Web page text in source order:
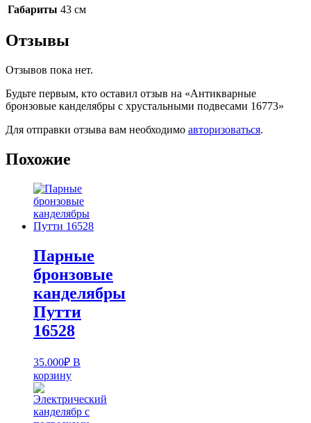
Габариты 43 см
Отзывы
Отзывов пока нет.
Будьте первым, кто оставил отзыв на «Антикварные
бронзовые канделябры с хрустальными подвесами 16773»
Для отправки отзыва вам необходимо авторизоваться.
Похожие
Парные
бронзовые
канделябры
Путти
16528
35.000₽ В
корзину